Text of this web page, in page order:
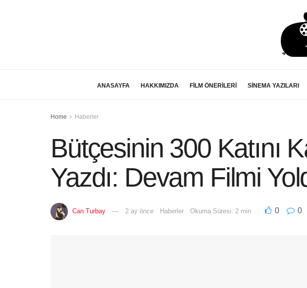
ANASAYFA HAKKIMIZDA FİLM ÖNERİLERİ SİNEMA YAZILARI
Home Haberler
Bütçesinin 300 Katını
Yazdı: Devam Filmi
Can Turbay 2 ay önce Haberler Okuma Süresi: 2 min 0 0